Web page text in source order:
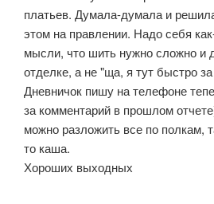
платьев. Думала-думала и
этом на правлении. Надо себя
мысли, что шить нужно сложно и
отделке, а не "ща, я тут быстро
Дневничок пишу на телефоне
за комментарий в прошлом
можно разложить все по полкам,
то каша.
Хороших выходных